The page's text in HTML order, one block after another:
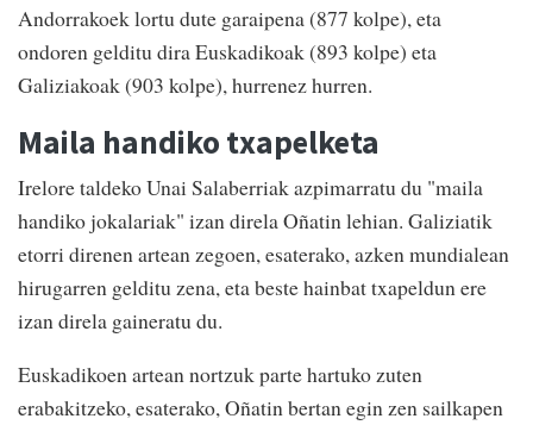
Andorrakoek lortu dute garaipena (877 kolpe), eta
ondoren gelditu dira Euskadikoak (893 kolpe) eta
Galiziakoak (903 kolpe), hurrenez hurren.
Maila handiko txapelketa
Irelore taldeko Unai Salaberriak azpimarratu du "maila
handiko jokalariak" izan direla Oñatin lehian. Galiziatik
etorri direnen artean zegoen, esaterako, azken mundialean
hirugarren gelditu zena, eta beste hainbat txapeldun ere
izan direla gaineratu du.
Euskadikoen artean nortzuk parte hartuko zuten
erabakitzeko, esaterako, Oñatin bertan egin zen sailkapen